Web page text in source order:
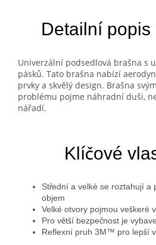
Detailní popis
Univerzální podsedlová brašna s
pásků. Tato brašna nabízí
prvky a skvělý design. Brašna
problému pojme náhradní duši,
nářadí.
Klíčové
Střední a velké se roztahují a
objem
Velké otvory pojmou veškeré
Pro větší bezpečnost je
Reflexní pruh 3M™ pro lepší